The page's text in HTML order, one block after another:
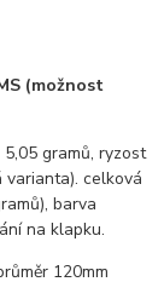
(možnost
gramů, ryzost
celková
barva
na klapku.
120mm